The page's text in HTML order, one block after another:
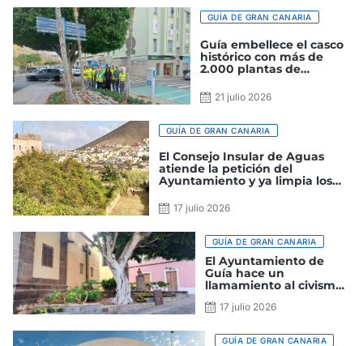
GUÍA DE GRAN CANARIA
Guía embellece el casco
histórico con más de
2.000 plantas de
Fiestas de la Virgen
21 julio 2026
GUÍA DE GRAN CANARIA
El Consejo Insular de Aguas
atiende la petición del
Ayuntamiento y ya limpia los
Guía17 julio 2026
GUÍA DE GRAN CANARIA
El Ayuntamiento de
Guía hace un
llamamiento al civismo
parques y jardines del
17 julio 2026
GUÍA DE GRAN CANARIA